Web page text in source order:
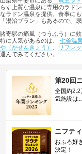
らす上質な温泉に専用のラド
なラドン温泉を提供。食事に
「湯治プラン」もあるので、
諸寄駅の痛風（つうふう）に
特に人気があるのは、 七釜温
や（かせんきょう） 、 リフレ
運んでみてください。
第20回
全国約2.2
気施設は
ニフテ
おふろ好
決定！